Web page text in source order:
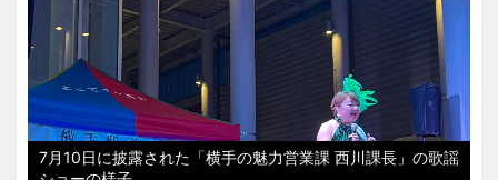
7月10日に披露された「横手の魅力営業課 西川課長」の歌謡